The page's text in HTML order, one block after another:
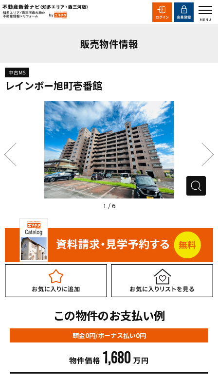
販売物件情報
レインボー旭町壱番館
1 /6
この物件のお支払い例
頭金0円/ボーナス払い0円
物件価格 1,680 万円